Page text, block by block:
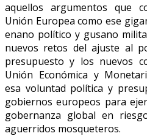
aquellos argumentos que
Unión Europea como ese
enano político y gusano
nuevos retos del ajuste al
presupuesto y los nuevos
Unión Económica y
esa voluntad política y
gobiernos europeos para
gobernanza global en
aguerridos mosqueteros.